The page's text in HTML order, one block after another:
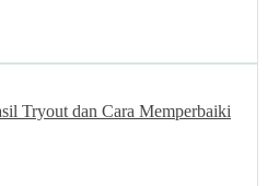
Tryout dan Cara Memperbaiki